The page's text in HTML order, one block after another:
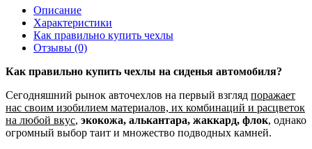
Описание
Характеристики
Как правильно купить чехлы
Отзывы (0)
Как правильно купить чехлы на сиденья автомобиля?
Сегодняшний рынок авточехлов на первый взгляд поражает
нас своим изобилием материалов, их комбинаций и расцветок
на любой вкус, экокожа, алькантара, жаккард, флок, однако
огромный выбор таит и множество подводных камней.